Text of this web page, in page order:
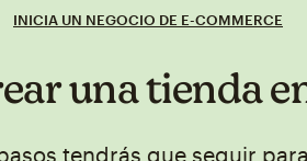
INICIA UN NEGOCIO DE E-COMMERCE
una tienda
tendrás que seguir